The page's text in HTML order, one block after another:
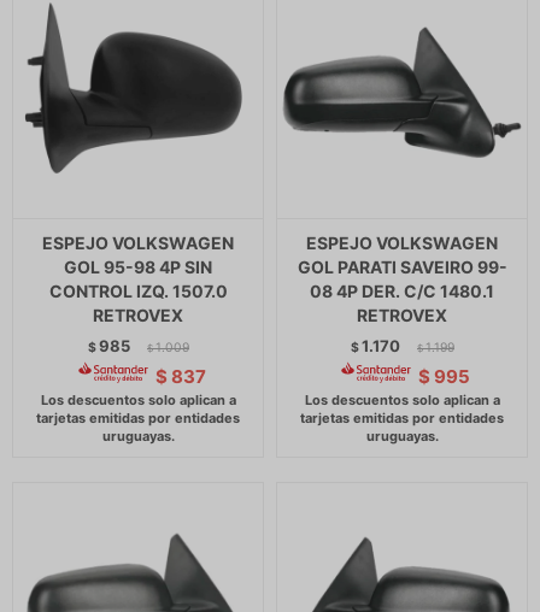
ESPEJO VOLKSWAGEN
GOL 95-98 4P SIN
CONTROL IZQ. 1507.0
RETROVEX
$985 $ 1.009
$ 837
ESPEJO VOLKSWAGEN
GOL PARATI SAVEIRO 99-
08 4P DER. C/C 1480.1
RETROVEX
$1.170 $ 1.199
$ 995